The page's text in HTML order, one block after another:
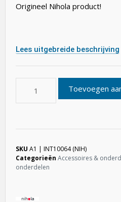
Origineel Nihola product!
Lees uitgebreide beschrijving
Toevoegen
SKU A1 | INT10064 (NIH)
Categorieën Accessoires &
onderdelen